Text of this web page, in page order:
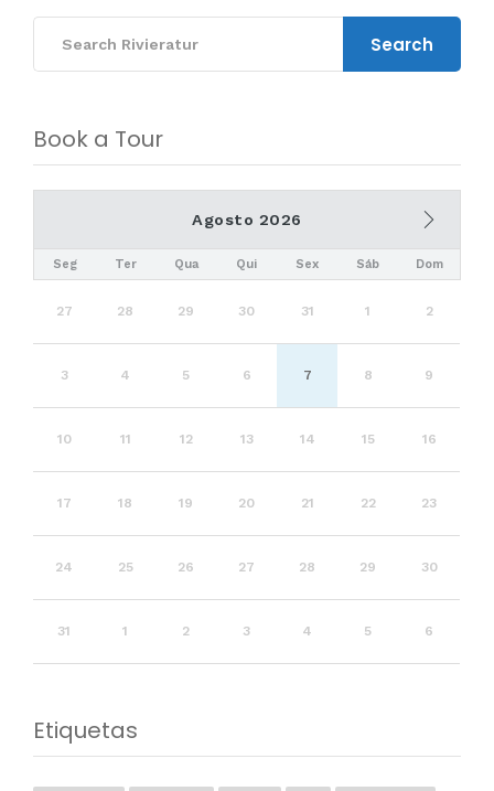
Search
Book a Tour
Agosto 2026
Seg Ter Qua Qui Sex Sáb Dom
27 28 29 30 31 1 2
3 4 5 6 7 8 9
10 11 12 13 14 15 16
17 18 19 20 21 22 23
24 25 26 27 28 29 30
31 1 2 3 4 5 6
Etiquetas